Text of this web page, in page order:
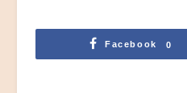
Facebook 0